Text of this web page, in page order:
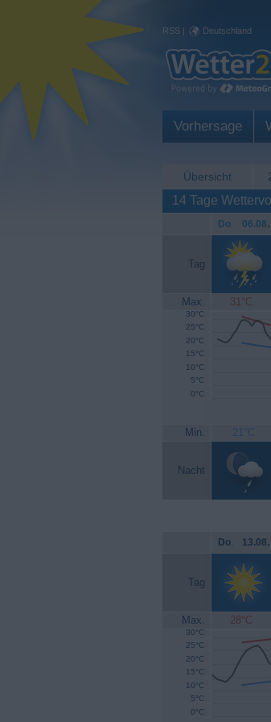
RSS | Deutschland
Vorhersage
Übersicht
14 Tage
Do. 06.08.
Tag
Max. 31°C
0°C
5°C
10°C
15°C
20°C
25°C
30°C
Min. 21°C
Nacht
Do. 13.08.
Tag
Max. 28°C
0°C
5°C
10°C
15°C
20°C
25°C
30°C